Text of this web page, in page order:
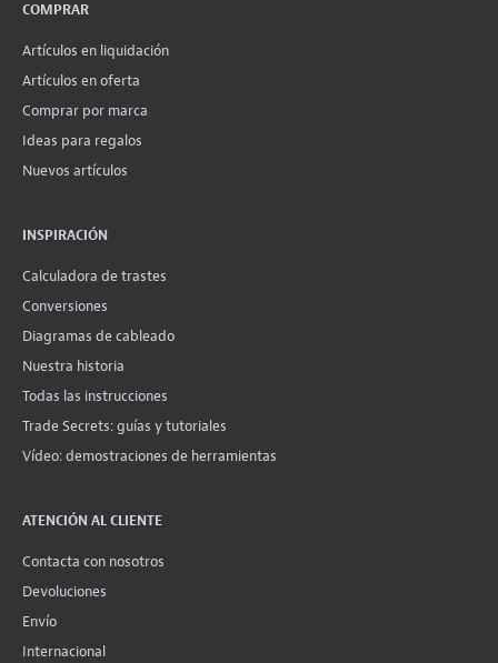
COMPRAR
Artículos en liquidación
Artículos en oferta
Comprar por marca
Ideas para regalos
Nuevos artículos
INSPIRACIÓN
Calculadora de trastes
Conversiones
Diagramas de cableado
Nuestra historia
Todas las instrucciones
Trade Secrets: guías y tutoriales
Vídeo: demostraciones de herramientas
ATENCIÓN AL CLIENTE
Contacta con nosotros
Devoluciones
Envío
Internacional